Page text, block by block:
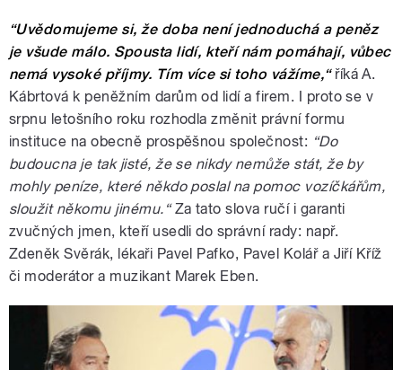
“Uvědomujeme si, že doba není jednoduchá a peněz
je všude málo. Spousta lidí, kteří nám pomáhají, vůbec
nemá vysoké příjmy. Tím více si toho vážíme,“říká A.
Kábrtová k peněžním darům od lidí a firem. I proto se v
srpnu letošního roku rozhodla změnit právní formu
instituce na obecně prospěšnou společnost: “Do
budoucna je tak jisté, že se nikdy nemůže stát, že by
mohly peníze, které někdo poslal na pomoc vozíčkářům,
sloužit někomu jinému.“Za tato slova ručí i garanti
zvučných jmen, kteří usedli do správní rady: např.
Zdeněk Svěrák, lékaři Pavel Pafko, Pavel Kolář a Jiří Kříž
či moderátor a muzikant Marek Eben.